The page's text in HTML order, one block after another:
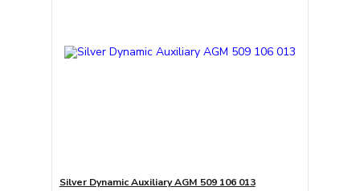
Silver Dynamic Auxiliary AGM 509 106 013